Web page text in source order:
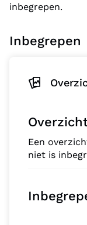
inbegrepen.
Inbegrepen
Een
niet is